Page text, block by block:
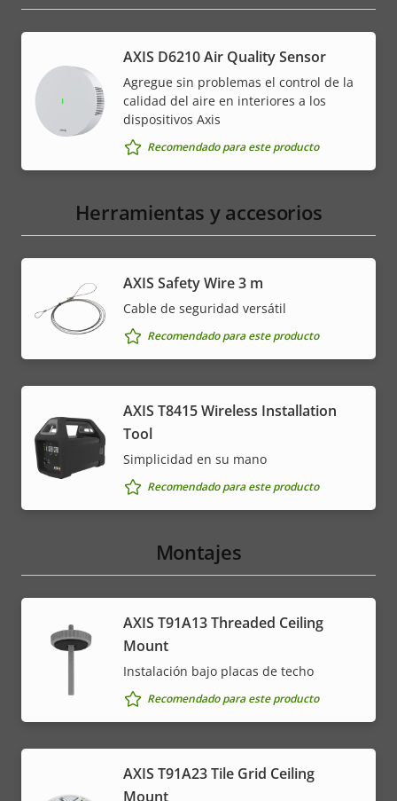
AXIS D6210 Air Quality Sensor
Agregue sin problemas el control de la
calidad del aire en interiores a los
dispositivos Axis
Recomendado para este producto
Herramientas y accesorios
AXIS Safety Wire 3 m
Cable de seguridad versátil
Recomendado para este producto
AXIS T8415 Wireless Installation
Tool
Simplicidad en su mano
Recomendado para este producto
Montajes
AXIS T91A13 Threaded Ceiling
Mount
Instalación bajo placas de techo
Recomendado para este producto
AXIS T91A23 Tile Grid Ceiling
Mount